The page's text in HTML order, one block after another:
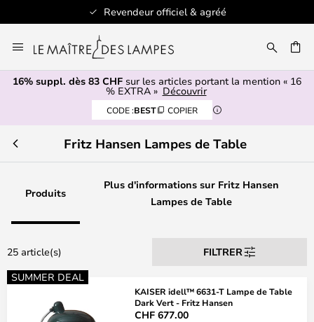
Revendeur officiel & agréé
au
contenu
16% suppl. dès 83 CHF sur les articles portant la mention « 16
% EXTRA » Découvrir
CODE :BEST COPIER
Fritz Hansen Lampes de Table
Produits
Plus d'informations sur Fritz Hansen
Lampes de Table
25 article(s)
FILTRER
SUMMER DEAL
KAISER idell™ 6631-T Lampe de Table
Dark Vert - Fritz Hansen
CHF 677.00